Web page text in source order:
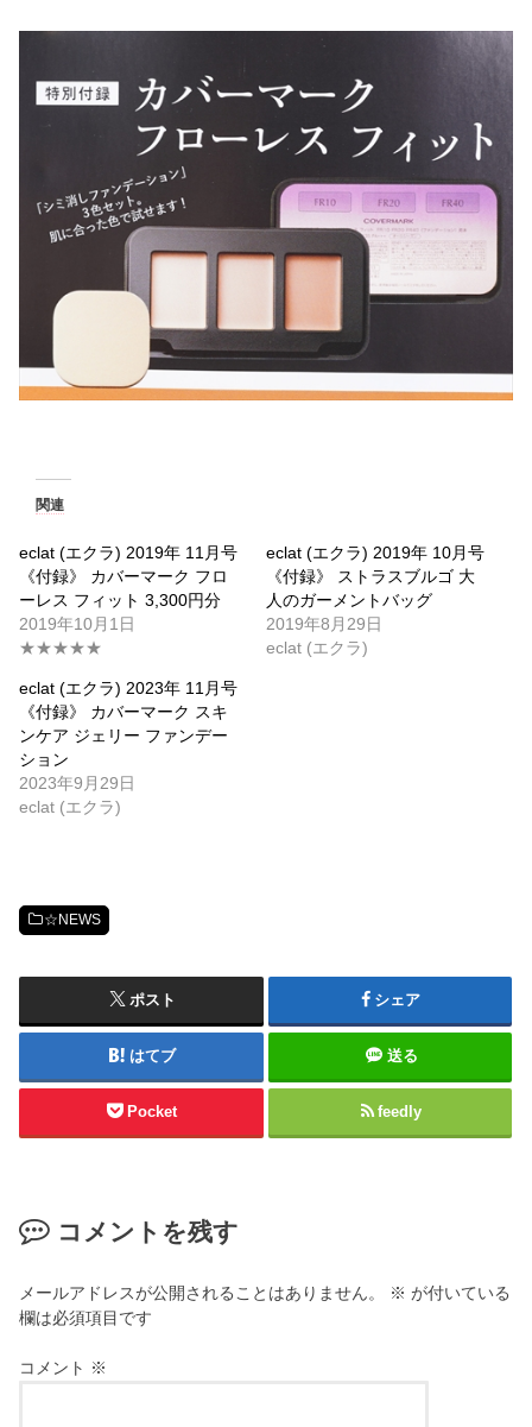
関連
eclat (エクラ) 2019年 11月号
《付録》 カバーマーク フロ
ーレス フィット 3,300円分
2019年10月1日
★★★★★
eclat (エクラ) 2019年 10月号
《付録》 ストラスブルゴ 大
人のガーメントバッグ
2019年8月29日
eclat (エクラ)
eclat (エクラ) 2023年 11月号
《付録》 カバーマーク スキ
ンケア ジェリー ファンデー
ション
2023年9月29日
eclat (エクラ)
☆NEWS
ポスト シェア
はてブ 送る
Pocket feedly
コメントを残す
メールアドレスが公開されることはありません。 ※ が付いている
欄は必須項目です
コメント ※